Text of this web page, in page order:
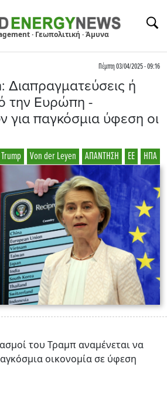
· Γεωπολιτική · Άμυνα
Πέμπτη 03/04/2025 - 09:16
Διαπραγματεύσεις ή
την Ευρώπη -
για παγκόσμια ύφεση οι
ΗΠΑ
ΕΕ
ΑΠΑΝΤΗΣΗ
Von der Leyen
του Τραμπ αναμένεται να
οικονομία σε ύφεση